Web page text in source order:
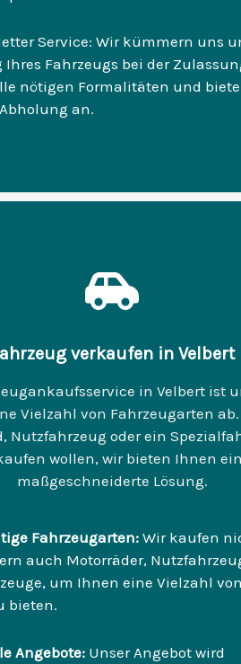
Service: Wir kümmern uns
Ihres Fahrzeugs bei der
nötigen Formalitäten und
an.
verkaufen in Velbert
in Velbert ist
Vielzahl von Fahrzeugarten ab.
Nutzfahrzeug oder ein
wollen, wir bieten Ihnen
maßgeschneiderte Lösung.
Fahrzeugarten: Wir kaufen
auch Motorräder,
um Ihnen eine Vielzahl
bieten.
Angebote: Unser Angebot wird